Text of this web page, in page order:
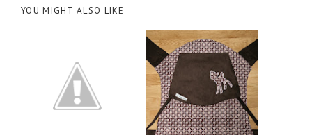
YOU MIGHT ALSO LIKE